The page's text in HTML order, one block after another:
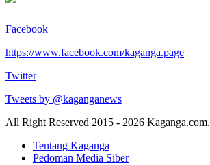
Facebook
https://www.facebook.com/kaganga.page
Twitter
Tweets by @kaganganews
All Right Reserved 2015 - 2026 Kaganga.com.
Tentang Kaganga
Pedoman Media Siber